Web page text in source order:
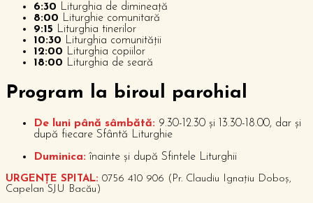
6:30 Liturghia de dimineață
8:00 Liturghie comunitară
9:15 Liturghia tinerilor
10:30 Liturghia comunității
12:00 Liturghia copiilor
18:00 Liturghia de seară
Program la biroul parohial
De luni până sâmbătă: 9.30-12.30 și 13.30-18.00, dar și
după fiecare Sfântă Liturghie
Duminica: înainte și după Sfintele Liturghii
URGENȚE SPITAL: 0756 410 906 (Pr. Claudiu Ignațiu Doboș,
Capelan SJU Bacău)